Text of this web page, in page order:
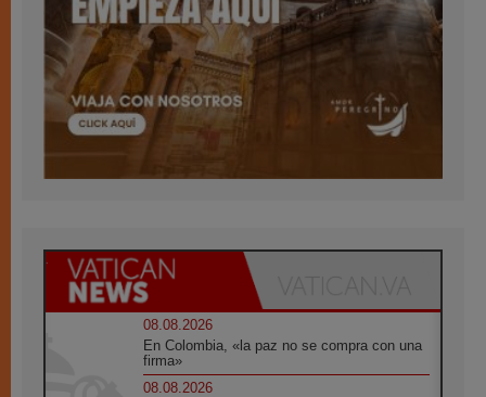
08.08.2026
En Colombia, «la paz no se compra con una
firma»
08.08.2026